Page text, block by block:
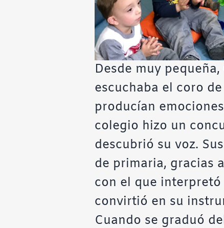
Desde muy pequeña,
escuchaba el coro
producían
colegio hizo un
descubrió su voz.
de primaria, gracias
con el que
convirtió en su
Cuando se graduó